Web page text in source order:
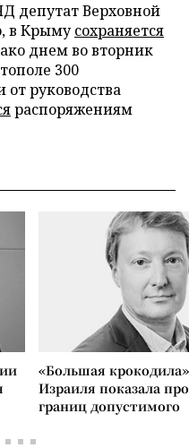
депутат Верховной
в Крымусохраняется
днем во вторник
300
руководства
распоряжениям
«Большая
Израиля показала
границ допустимого